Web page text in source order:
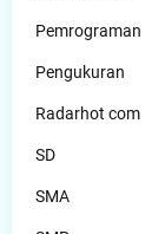
Pemrograman
Pengukuran
Radarhot com
SD
SMA